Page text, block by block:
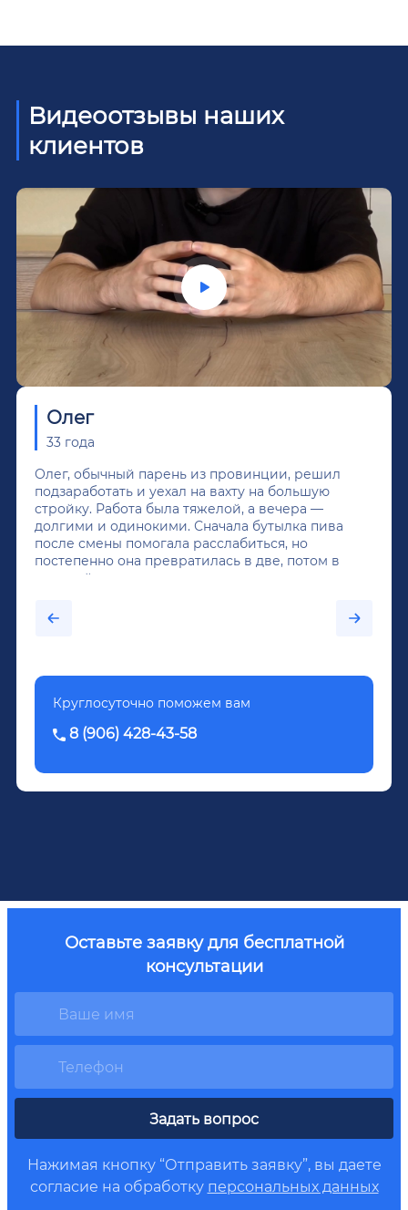
Видеоотзывы наших
клиентов
Олег
33 года
Олег, обычный парень из провинции, решил
подзаработать и уехал на вахту на большую
стройку. Работа была тяжелой, а вечера —
долгими и одинокими. Сначала бутылка пива
после смены помогала расслабиться, но
постепенно она превратилась в две, потом в
крепкий алкоголь, и вот он уже пил почти
было назначено кодирование по методу
Довженко.
Круглосуточно поможем вам
8 (906) 428-43-58
Оставьте заявку для бесплатной
консультации
Задать вопрос
Нажимая кнопку “Отправить заявку”, вы даете
согласие на обработку персональных данных